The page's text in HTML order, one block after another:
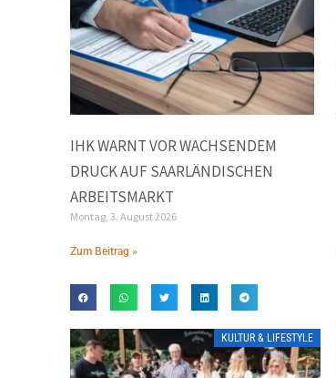
IHK WARNT VOR WACHSENDEM
DRUCK AUF SAARLÄNDISCHEN
ARBEITSMARKT
Montag, 3. August 2026
Zum Beitrag »
KULTUR & LIFESTYLE